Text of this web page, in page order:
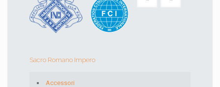
Sacro Romano Impero
Accessori